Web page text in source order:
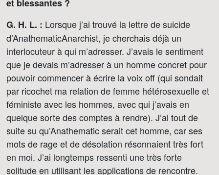
et blessantes ?
G. H. L. : Lorsque j’ai trouvé la lettre de suicide
d’AnathematicAnarchist, je cherchais déjà un
interlocuteur à qui m’adresser. J’avais le sentiment
que je devais m’adresser à un homme concret pour
pouvoir commencer à écrire la voix off (qui sondait
par ricochet ma relation de femme hétérosexuelle et
féministe avec les hommes, avec qui j’avais en
quelque sorte des comptes à rendre). J’ai tout de
suite su qu’Anathematic serait cet homme, car ses
mots de rage et de désolation résonnaient très fort
en moi. J’ai longtemps ressenti une très forte
solitude en utilisant les applications de rencontre.